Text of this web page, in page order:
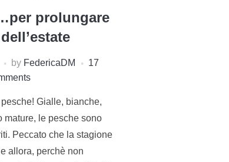
prolungare
by FedericaDM
17
Gialle, bianche,
mature, le pesche sono
Peccato che la stagione
allora, perchè non